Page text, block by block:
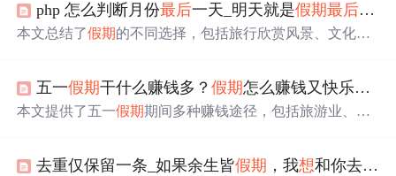
php 怎么判断月份最后一天_明天就是假期最后一天
本文总结了假期的不同选择，包括旅行欣赏风景、文化体
五一假期干什么赚钱多？假期怎么赚钱又快乐，而不是全家去花钱出去玩买快乐？
本文提供了五一假期期间多种赚钱途径，包括旅游业、交
人兴趣、发挥技能和制定计划的重要性，确保在赚钱的同
去重仅保留一条_如果余生皆假期 ，我想和你去乌镇定居！